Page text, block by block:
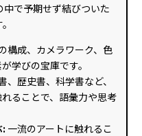
で予期せず結びついた
構成、カメラワーク、色
学びの宝庫です。
、歴史書、科学書など、
ることで、語彙力や思考
: 一流のアートに触れるこ